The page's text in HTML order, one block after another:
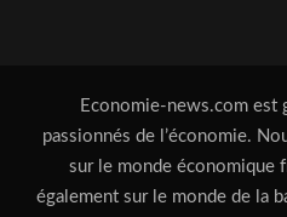
Economie-news.com est
passionnés de l’économie.
sur le monde économique
également sur le monde de la